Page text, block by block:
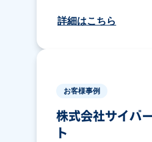
詳細はこちら
お客様事例
株式会社サイバ
ト